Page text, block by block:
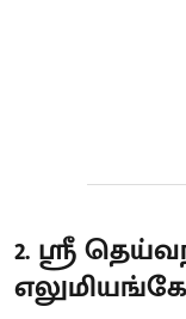
2. ஸ்ரீ